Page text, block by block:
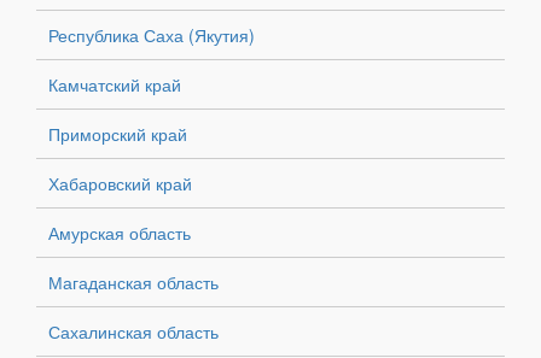
Республика Саха (Якутия)
Камчатский край
Приморский край
Хабаровский край
Амурская область
Магаданская область
Сахалинская область